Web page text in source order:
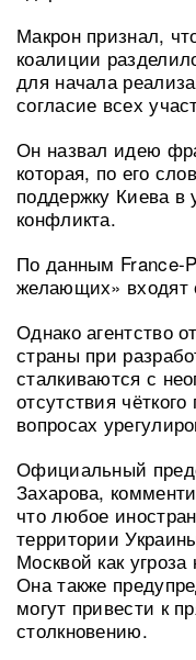
Макрон признал,
коалиции
для начала
согласие всех
Он назвал идею
которая, по его
поддержку Киева
конфликта.
По данным France-
желающих» входят
Однако агентство
страны при
сталкиваются с
отсутствия
вопросах
Официальный
Захарова,
что любое
территории
Москвой как
Она также
могут привести к
столкновению.